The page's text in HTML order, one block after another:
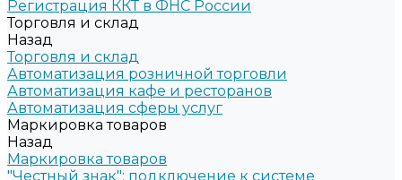
Регистрация ККТ в ФНС России
Торговля и склад
Назад
Торговля и склад
Автоматизация розничной торговли
Автоматизация кафе и ресторанов
Автоматизация сферы услуг
Маркировка товаров
Назад
Маркировка товаров
"Честный знак": подключение к системе